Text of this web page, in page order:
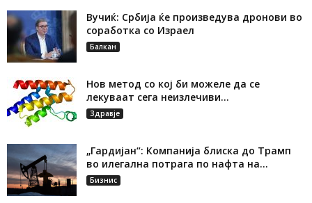
Вучиќ: Србија ќе произведува дронови во
соработка со Израел
Балкан
Нов метод со кој би можеле да се
лекуваат сега неизлечиви...
Здравје
„Гардијан“: Компанија блиска до Трамп
во илегална потрага по нафта на...
Бизнис